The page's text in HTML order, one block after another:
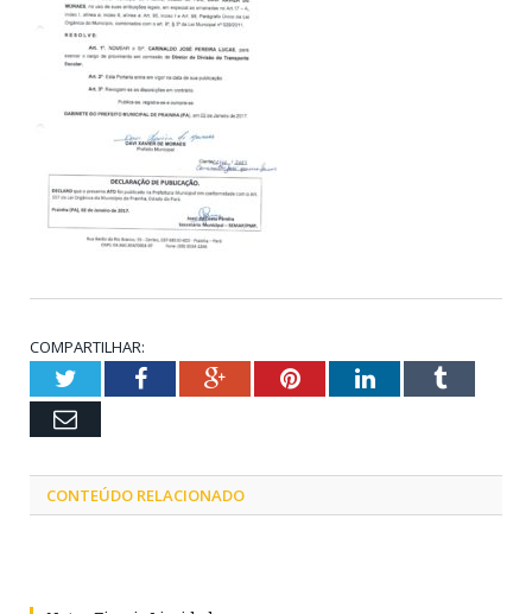
COMPARTILHAR:
TwitterFacebookGoogle+PinterestLinkedInTumblr
Email
CONTEÚDO RELACIONADO